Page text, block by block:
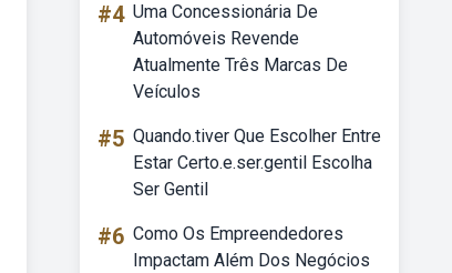
#4 Uma Concessionária De
Automóveis Revende
Atualmente Três Marcas De
Veículos
#5 Quando.tiver Que Escolher Entre
Estar Certo.e.ser.gentil Escolha
Ser Gentil
#6 Como Os Empreendedores
Impactam Além Dos Negócios